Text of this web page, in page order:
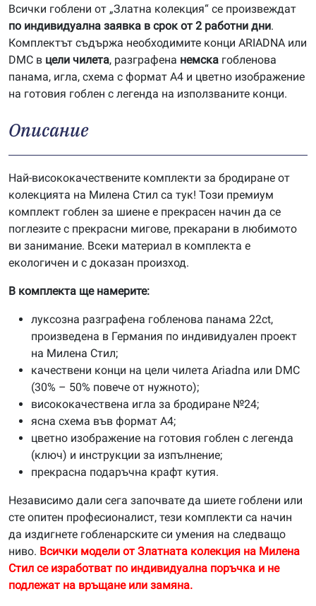
Всички гоблени от „Златна колекция“ се произвеждат
по индивидуална заявка в срок от 2 работни дни.
Комплектът съдържа необходимите конци ARIADNA или
DMC в цели чилета, разграфена немска гобленова
панама, игла, схема с формат А4 и цветно изображение
на готовия гоблен с легенда на използваните конци.
Описание
Най-висококачествените комплекти за бродиране от
колекцията на Милена Стил са тук! Този премиум
комплект гоблен за шиене е прекрасен начин да се
поглезите с прекрасни мигове, прекарани в любимото
ви занимание. Всеки материал в комплекта е
екологичен и с доказан произход.
В комплекта ще намерите:
луксозна разграфена гобленова панама 22ct,
произведена в Германия по индивидуален проект
на Милена Стил;
качествени конци на цели чилета Ariadna или DMC
(30% – 50% повече от нужното);
висококачествена игла за бродиране №24;
ясна схема във формат А4;
цветно изображение на готовия гоблен с легенда
(ключ) и инструкции за изпълнение;
прекрасна подаръчна крафт кутия.
Независимо дали сега започвате да шиете гоблени или
сте опитен професионалист, тези комплекти са начин
да издигнете гобленарските си умения на следващо
ниво. Всички модели от Златната колекция на Милена
Стил се изработват по индивидуална поръчка и не
подлежат на връщане или замяна.